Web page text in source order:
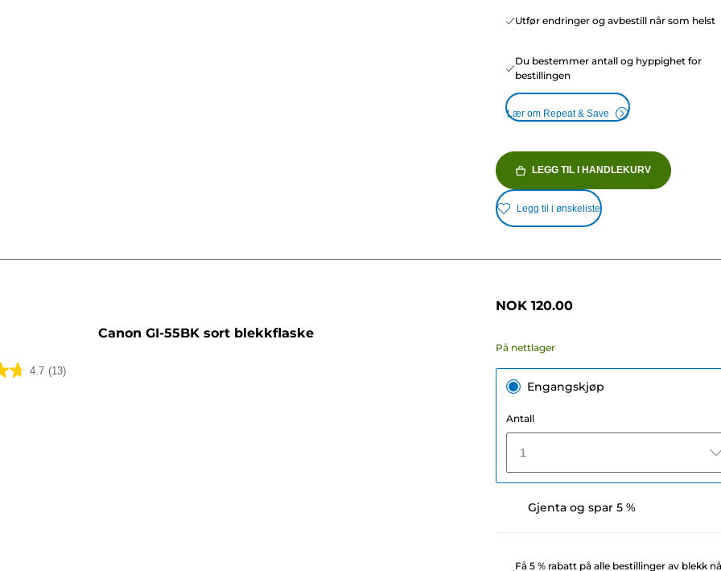
Utfør endringer og avbestill når som helst
Du bestemmer antall og hyppighet for
bestillingen
Lær om Repeat & Save
LEGG TIL I HANDLEKURV
Legg til i ønskeliste
Canon GI-55BK sort blekkflaske
4.7 (13)
NOK 120.00
På nettlager
Engangskjøp
Antall
1
Gjenta og spar 5 %
Få 5 % rabatt på alle bestillinger av blekk